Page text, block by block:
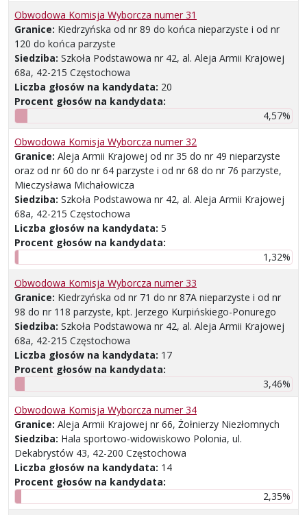
Obwodowa Komisja Wyborcza numer 31
Granice: Kiedrzyńska od nr 89 do końca nieparzyste i od nr
120 do końca parzyste
Siedziba: Szkoła Podstawowa nr 42, al. Aleja Armii Krajowej
68a, 42-215 Częstochowa
Liczba głosów na kandydata: 20
Procent głosów na kandydata:
4,57%
Obwodowa Komisja Wyborcza numer 32
Granice: Aleja Armii Krajowej od nr 35 do nr 49 nieparzyste
oraz od nr 60 do nr 64 parzyste i od nr 68 do nr 76 parzyste,
Mieczysława Michałowicza
Siedziba: Szkoła Podstawowa nr 42, al. Aleja Armii Krajowej
68a, 42-215 Częstochowa
Liczba głosów na kandydata: 5
Procent głosów na kandydata:
1,32%
Obwodowa Komisja Wyborcza numer 33
Granice: Kiedrzyńska od nr 71 do nr 87A nieparzyste i od nr
98 do nr 118 parzyste, kpt. Jerzego Kurpińskiego-Ponurego
Siedziba: Szkoła Podstawowa nr 42, al. Aleja Armii Krajowej
68a, 42-215 Częstochowa
Liczba głosów na kandydata: 17
Procent głosów na kandydata:
3,46%
Obwodowa Komisja Wyborcza numer 34
Granice: Aleja Armii Krajowej nr 66, Żołnierzy Niezłomnych
Siedziba: Hala sportowo-widowiskowo Polonia, ul.
Dekabrystów 43, 42-200 Częstochowa
Liczba głosów na kandydata: 14
Procent głosów na kandydata:
2,35%